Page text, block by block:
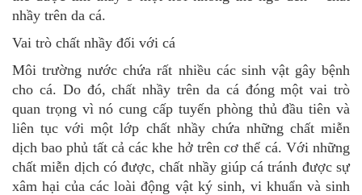
nhầy trên da cá.
Vai trò chất nhầy đối với cá
Môi trường nước chứa rất nhiều các sinh vật gây bệnh
cho cá. Do đó, chất nhầy trên da cá đóng một vai trò
quan trọng vì nó cung cấp tuyến phòng thủ đầu tiên và
liên tục với một lớp chất nhầy chứa những chất miễn
dịch bao phủ tất cả các khe hở trên cơ thể cá. Với những
chất miễn dịch có được, chất nhầy giúp cá tránh được sự
xâm hại của các loài động vật ký sinh, vi khuẩn và sinh